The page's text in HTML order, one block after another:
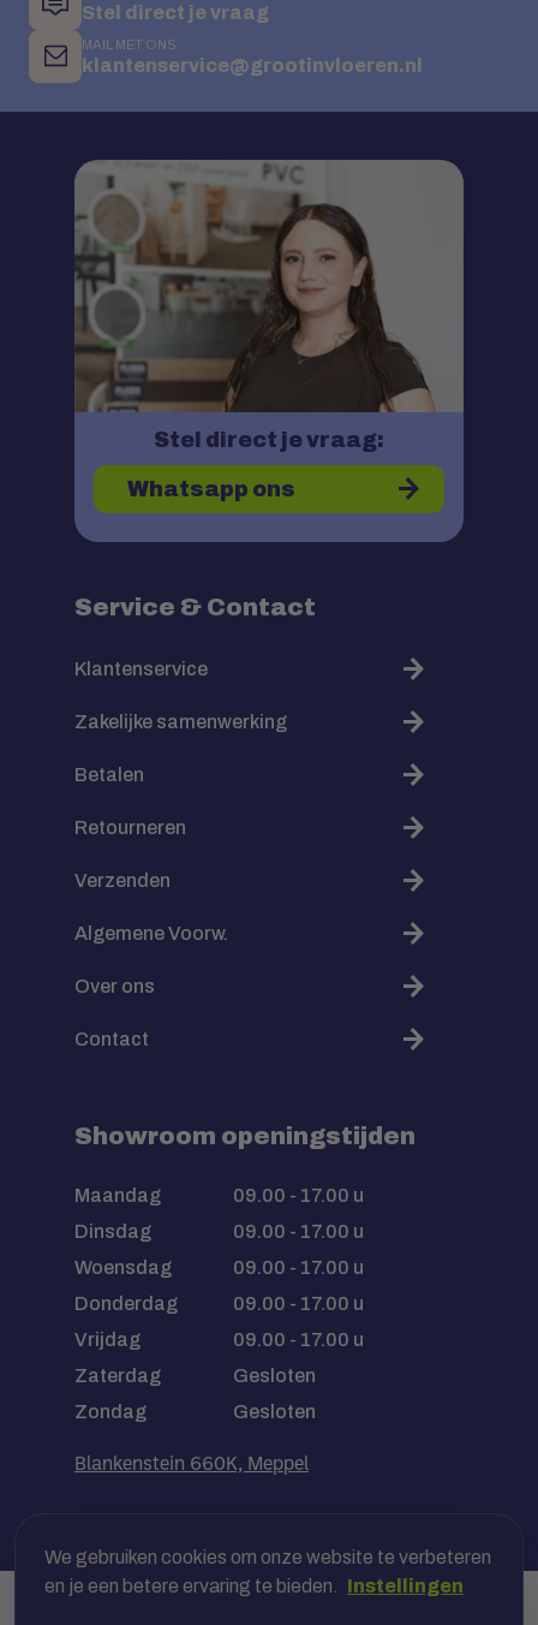
Stel direct je vraag
MAIL MET ONS
klantenservice@grootinvloeren.nl
Stel direct je vraag:
Whatsapp ons
Service & Contact
Klantenservice
Zakelijke samenwerking
Betalen
Retourneren
Verzenden
Algemene Voorw.
Over ons
Contact
Showroom openingstijden
Maandag
09.00 - 17.00 u
Dinsdag
09.00 - 17.00 u
Woensdag
09.00 - 17.00 u
Donderdag
09.00 - 17.00 u
Vrijdag
09.00 - 17.00 u
Zaterdag
Gesloten
Zondag
Gesloten
Blankenstein 660K, Meppel
We gebruiken cookies om onze website te verbeteren
en je een betere ervaring te bieden.
Instellingen